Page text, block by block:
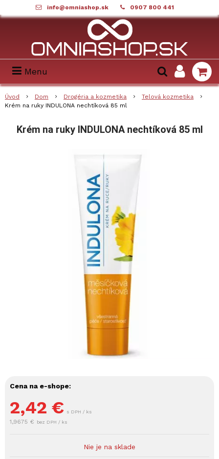
info@omniashop.sk 0907 800 441
Menu
Úvod Dom Drogéria a kozmetika
Telová kozmetika
Krém na ruky INDULONA nechtíková 85 ml
Krém na ruky INDULONA nechtíková 85 ml
Cena na e-shope:
2,42 € s DPH / ks
1,9675 € bez DPH / ks
Nie je na sklade